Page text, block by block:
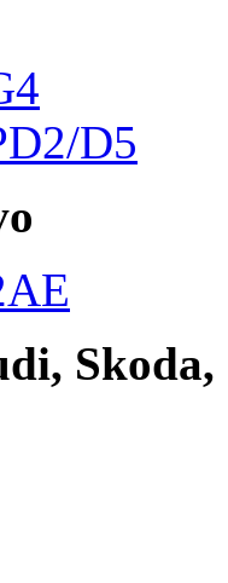
D5
Skoda,